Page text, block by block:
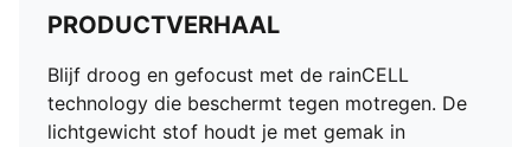
PRODUCTVERHAAL
Blijf droog en gefocust met de rainCELL
technology die beschermt tegen motregen. De
lichtgewicht stof houdt je met gemak in